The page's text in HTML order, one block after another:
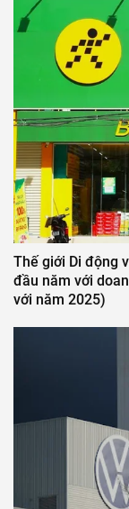
Thế giới Di động
đầu năm với
với năm 2025)